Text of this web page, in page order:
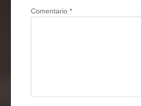
Comentario*